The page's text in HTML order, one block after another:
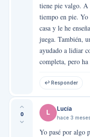
tiene pie valgo. A
tiempo en pie. Yo
casa y le he
juega. También,
ayudado a lidiar
completa, pero
↩ Responder
0 L Lucía
hace 3
Yo pasé por algo